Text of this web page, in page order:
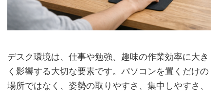
デスク環境は、仕事や勉強、趣味の作業効率に大き
く影響する大切な要素です。パソコンを置くだけの
場所ではなく、姿勢の取りやすさ、集中しやすさ、